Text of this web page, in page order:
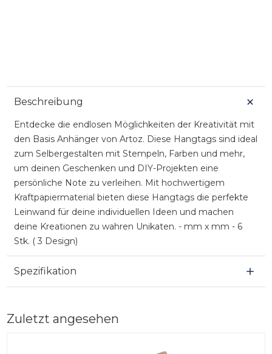
Beschreibung
Entdecke die endlosen Möglichkeiten der Kreativität mit
den Basis Anhänger von Artoz. Diese Hangtags sind ideal
zum Selbergestalten mit Stempeln, Farben und mehr,
um deinen Geschenken und DIY-Projekten eine
persönliche Note zu verleihen. Mit hochwertigem
Kraftpapiermaterial bieten diese Hangtags die perfekte
Leinwand für deine individuellen Ideen und machen
deine Kreationen zu wahren Unikaten. - mm x mm - 6
Stk. ( 3 Design)
Spezifikation
Zuletzt angesehen